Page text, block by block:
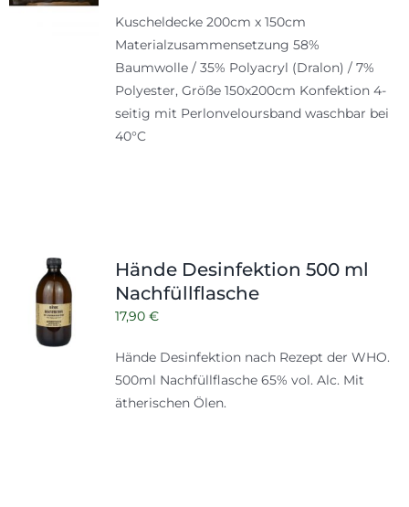
Kuscheldecke 200cm x 150cm
Materialzusammensetzung 58%
Baumwolle / 35% Polyacryl (Dralon) / 7%
Polyester, Größe 150x200cm Konfektion 4-
seitig mit Perlonveloursband waschbar bei
40°C
Hände Desinfektion 500 ml
Nachfüllflasche
17,90 €
Hände Desinfektion nach Rezept der WHO.
500ml Nachfüllflasche65% vol. Alc. Mit
ätherischen Ölen.